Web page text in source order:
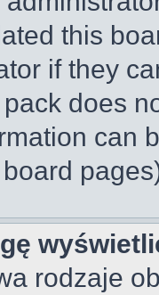
this
if they
does
can
rodzaje